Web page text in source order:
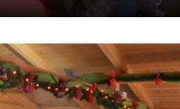
ОРГАНИЗАЦИЈА И РАЗВОЈ
РАКОВОДЕН ОДБОР